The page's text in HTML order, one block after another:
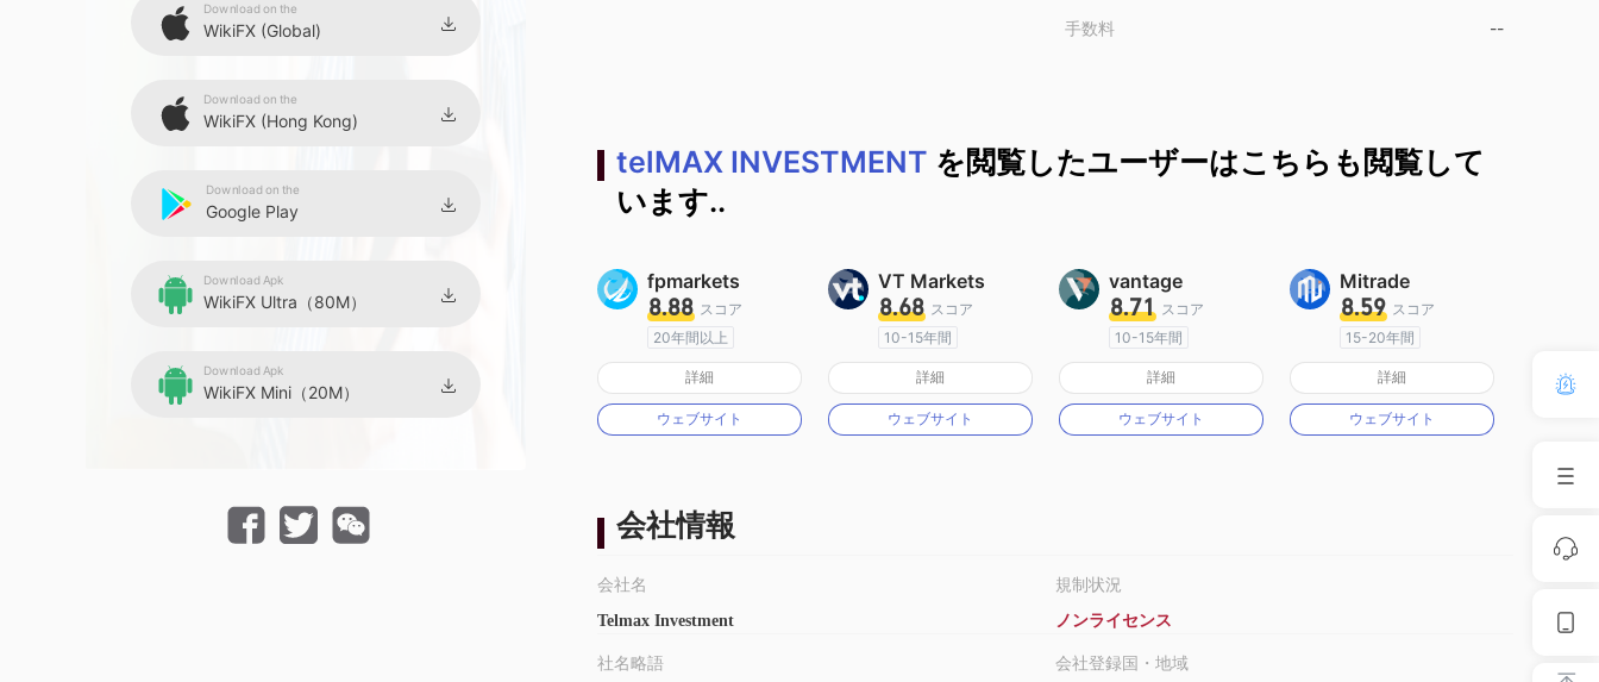
Download on the
WikiFX (Global)
Download on the
WikiFX (Hong Kong)
Download on the
Google Play
Download Apk
WikiFX Ultra（80M）
Download Apk
WikiFX Mini（20M）
手数料 --
telMAX INVESTMENT を閲覧したユーザーはこちらも閲覧して
います..
fpmarkets
8.88 スコア
20年間以上
オーストラリア規制
マーケットメイキングライセンス（MM）
詳細
ウェブサイト
VT Markets
8.68 スコア
10-15年間
オーストラリア規制
マーケットメイキングライセンス（MM）
詳細
ウェブサイト
vantage
8.71 スコア
10-15年間
オーストラリア規制
マーケットメイキングライセンス（MM）
詳細
ウェブサイト
Mitrade
8.59 スコア
15-20年間
オーストラリア規制
マーケットメイキングライセンス（MM）
自社開発
詳細
ウェブサイト
会社情報
会社名
Telmax Investment
社名略語
規制状況
ノンライセンス
会社登録国・地域